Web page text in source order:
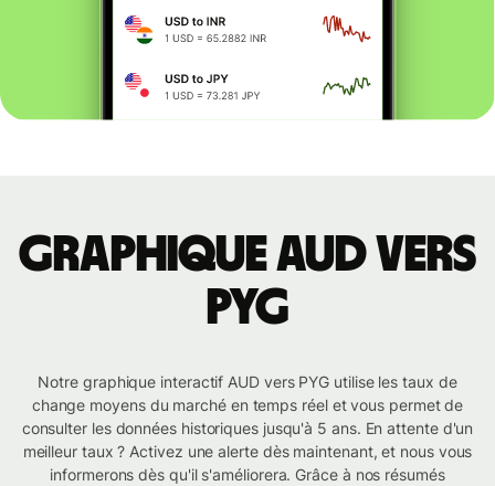
Graphique AUD vers
PYG
Notre graphique interactif AUD vers PYG utilise les taux de
change moyens du marché en temps réel et vous permet de
consulter les données historiques jusqu'à 5 ans. En attente d'un
meilleur taux ? Activez une alerte dès maintenant, et nous vous
informerons dès qu'il s'améliorera. Grâce à nos résumés